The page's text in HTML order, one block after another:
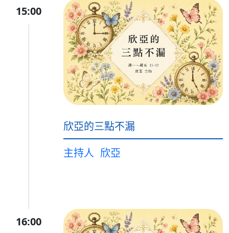
15:00
欣亞的三點不漏
主持人 欣亞
16:00